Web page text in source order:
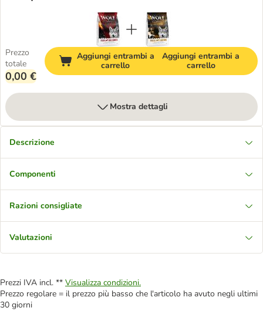
Prezzo
totale
0,00 €
Aggiungi entrambi a
carrello
Aggiungi entrambi a
carrello
Mostra dettagli
Descrizione
Componenti
Razioni consigliate
Valutazioni
Prezzi IVA incl. ** Visualizza condizioni.
Prezzo regolare = il prezzo più basso che l'articolo ha avuto negli ultimi
30 giorni